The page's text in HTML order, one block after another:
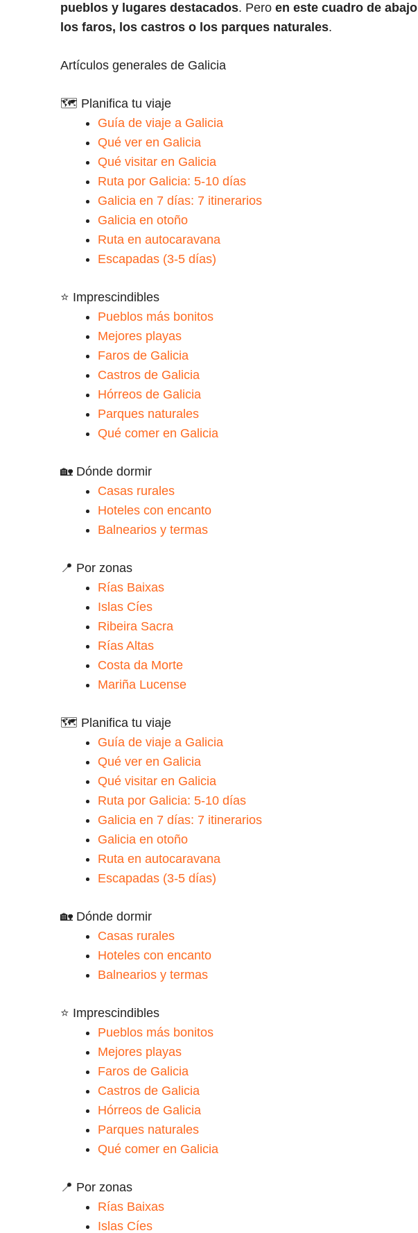
pueblos y lugares destacados. Pero en este cuadro de abajo
los faros, los castros o los parques naturales.
Artículos generales de Galicia
🗺️ Planifica tu viaje
Guía de viaje a Galicia
Qué ver en Galicia
Qué visitar en Galicia
Ruta por Galicia: 5-10 días
Galicia en 7 días: 7 itinerarios
Galicia en otoño
Ruta en autocaravana
Escapadas (3-5 días)
⭐ Imprescindibles
Pueblos más bonitos
Mejores playas
Faros de Galicia
Castros de Galicia
Hórreos de Galicia
Parques naturales
Qué comer en Galicia
🏡 Dónde dormir
Casas rurales
Hoteles con encanto
Balnearios y termas
📍 Por zonas
Rías Baixas
Islas Cíes
Ribeira Sacra
Rías Altas
Costa da Morte
Mariña Lucense
🗺️ Planifica tu viaje
Guía de viaje a Galicia
Qué ver en Galicia
Qué visitar en Galicia
Ruta por Galicia: 5-10 días
Galicia en 7 días: 7 itinerarios
Galicia en otoño
Ruta en autocaravana
Escapadas (3-5 días)
🏡 Dónde dormir
Casas rurales
Hoteles con encanto
Balnearios y termas
⭐ Imprescindibles
Pueblos más bonitos
Mejores playas
Faros de Galicia
Castros de Galicia
Hórreos de Galicia
Parques naturales
Qué comer en Galicia
📍 Por zonas
Rías Baixas
Islas Cíes